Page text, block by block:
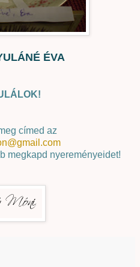
ÉVA
címed az
megkapd nyereményeidet!